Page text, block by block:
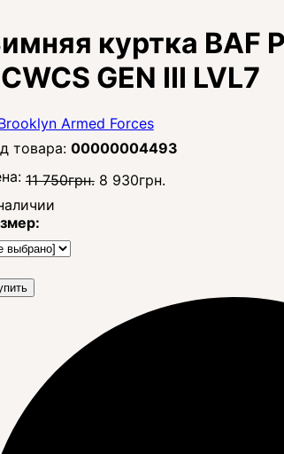
куртка BAF
GEN III LVL7
00000004493
11 750грн. 8 930грн.